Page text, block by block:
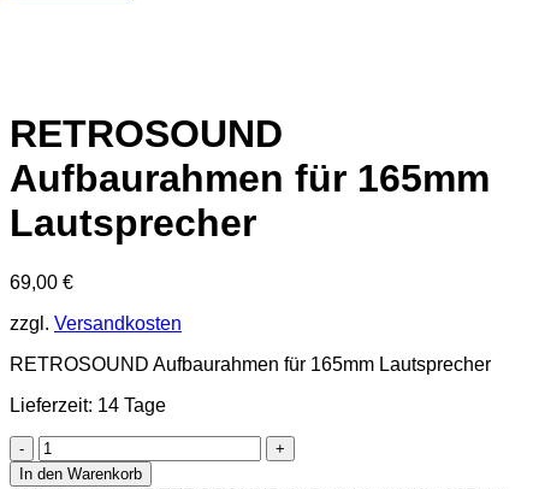
RETROSOUND
Aufbaurahmen für 165mm
Lautsprecher
69,00 €
zzgl. Versandkosten
RETROSOUND Aufbaurahmen für 165mm Lautsprecher
Lieferzeit: 14 Tage
RETROSOUND
Aufbaurahmen
In den Warenkorb